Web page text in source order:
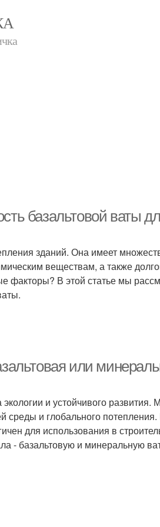
базальтовой ваты
зданий. Она имеет
веществам, а также
факторы? В этой статье мы
или
и устойчивого
и глобального потепления.
для использования в
- базальтовую и минеральную